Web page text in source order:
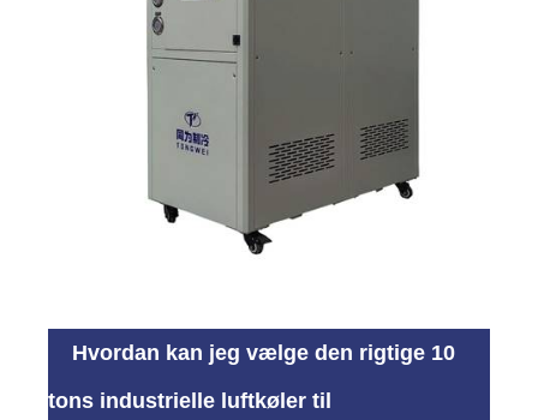
Hvordan kan jeg vælge den rigtige 10
tons industrielle luftkøler til